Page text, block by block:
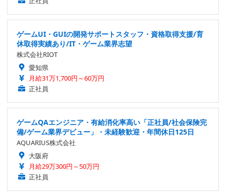
ゲームUI・GUIの開発サポートスタッフ・資格取得支援/育
休取得実績あり/IT・ゲーム業界志望
株式会社RIOT
愛知県
月給31万1,700円～60万円
正社員
ゲームQAエンジニア・有給消化率高い「正社員/社会保険完
備/ゲーム業界デビュー」・未経験歓迎・年間休日125日
AQUARIUS株式会社
大阪府
月給29万300円～50万円
正社員